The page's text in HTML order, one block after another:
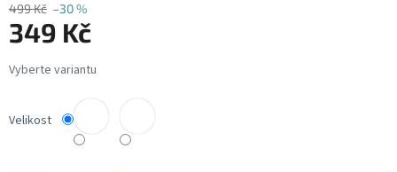
499 Kč –30 %
349 Kč
Měrná
cena:
Velikost